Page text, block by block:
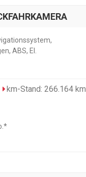
ABS, El.
km-Stand: 266.164 km